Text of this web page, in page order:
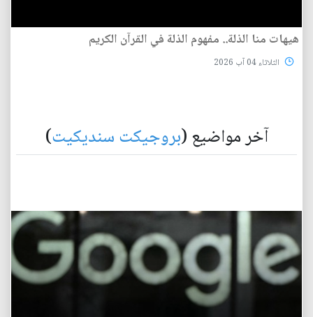
هيهات منا الذلة.. مفهوم الذلة في القرآن الكريم
الثلاثاء 04 آب 2026
آخر مواضيع (بروجيكت سنديكيت)